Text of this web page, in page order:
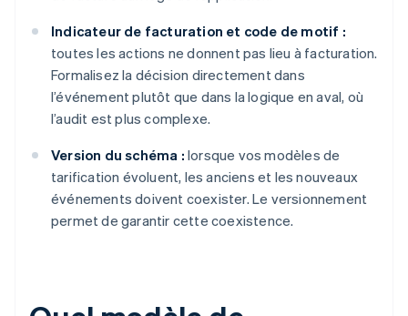
Indicateur de facturation et code de motif :
toutes les actions ne donnent pas lieu à facturation.
Formalisez la décision directement dans
l’événement plutôt que dans la logique en aval, où
l’audit est plus complexe.
Version du schéma : lorsque vos modèles de
tarification évoluent, les anciens et les nouveaux
événements doivent coexister. Le versionnement
permet de garantir cette coexistence.